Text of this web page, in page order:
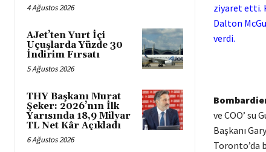
4 Ağustos 2026
AJet’ten Yurt İçi
Uçuşlarda Yüzde 30
İndirim Fırsatı
5 Ağustos 2026
THY Başkanı Murat
Şeker: 2026’nın İlk
Yarısında 18,9 Milyar
TL Net Kâr Açıkladı
6 Ağustos 2026
ziyaret etti.
Dalton
verdi.
ve COO’ su
Başkanı
Toronto’da